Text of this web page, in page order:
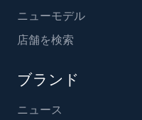
ニューモデル
店舗を検索
ブランド
ニュース